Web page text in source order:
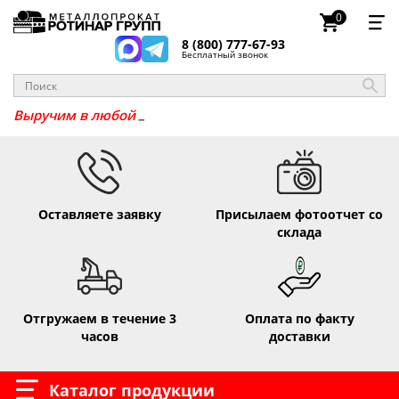
8 (800) 777-67-93
Бесплатный звонок
0
Выручим _
Оставляете заявку
Присылаем фотоотчет со
склада
Отгружаем в течение 3
часов
Оплата по факту
доставки
Каталог продукции